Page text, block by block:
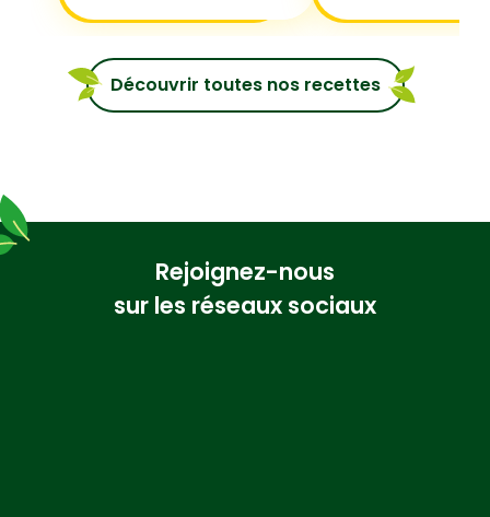
Découvrir toutes nos recettes
Rejoignez-nous
sur les réseaux sociaux